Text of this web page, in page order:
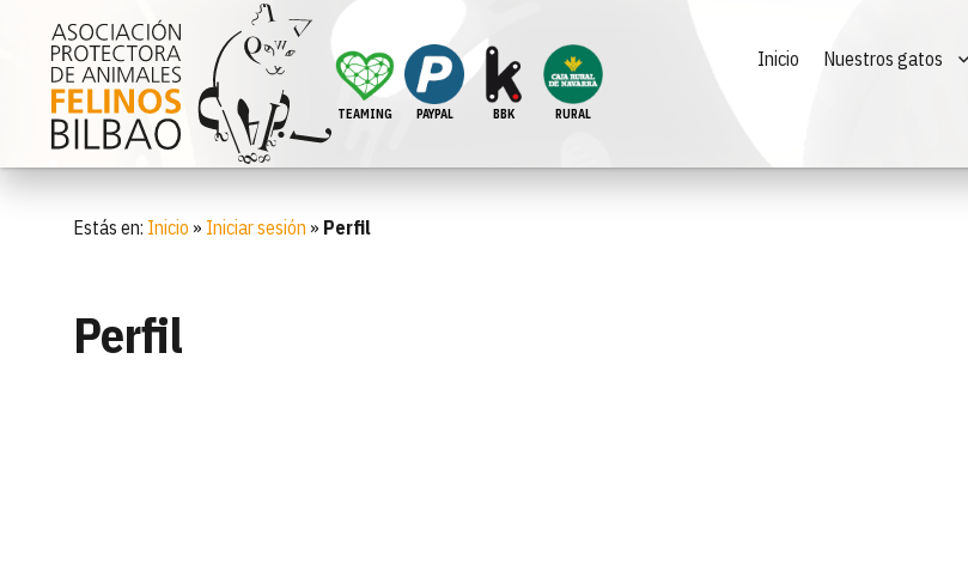
TEAMING PAYPAL BBK RURAL
Inicio Nuestros gatos
Estás en: Inicio » Iniciar sesión » Perfil
Perfil